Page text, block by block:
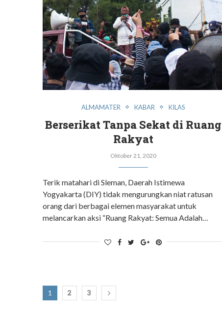
ALMAMATER KABAR KILAS
Berserikat Tanpa Sekat di Ruang
Rakyat
Oktober 21, 2020
Terik matahari di Sleman, Daerah Istimewa
Yogyakarta (DIY) tidak mengurungkan niat ratusan
orang dari berbagai elemen masyarakat untuk
melancarkan aksi “Ruang Rakyat: Semua Adalah…
1 2 3